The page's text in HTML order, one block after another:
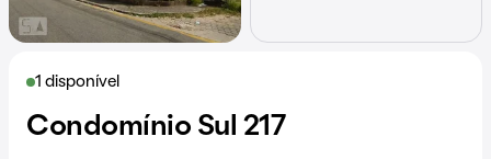
1 disponível
Condomínio Sul 217